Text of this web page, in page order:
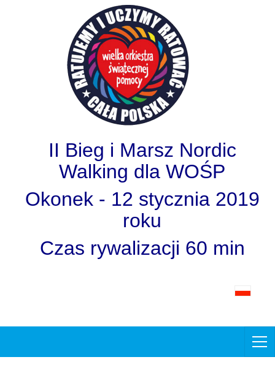
II Bieg i Marsz Nordic
Walking dla WOŚP
Okonek - 12 stycznia 2019
roku
Czas rywalizacji 60 min